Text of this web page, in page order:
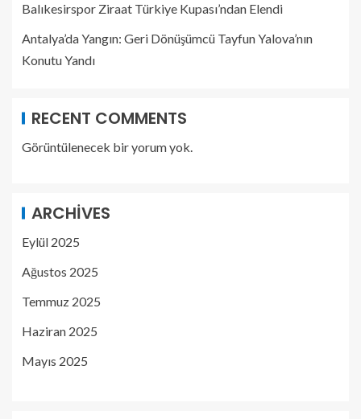
Balıkesirspor Ziraat Türkiye Kupası’ndan Elendi
Antalya’da Yangın: Geri Dönüşümcü Tayfun Yalova’nın
Konutu Yandı
RECENT COMMENTS
Görüntülenecek bir yorum yok.
ARCHIVES
Eylül 2025
Ağustos 2025
Temmuz 2025
Haziran 2025
Mayıs 2025